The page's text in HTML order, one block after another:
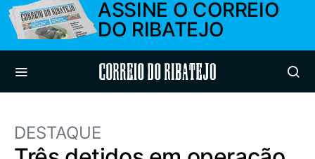
ASSINE O CORREIO
DO RIBATEJO
Correio do Ribatejo
DESTAQUE